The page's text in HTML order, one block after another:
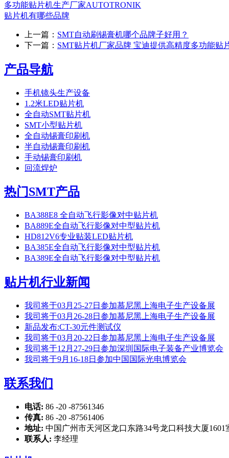
多功能贴片机生产厂家AUTOTRONIK
贴片机有哪些品牌
上一篇： SMT自动刷锡膏机哪个品牌子好用？
下一篇： SMT贴片机厂家品牌 宝迪提供高精度多功能贴
产品导航
手机镜头生产设备
1.2米LED贴片机
全自动SMT贴片机
SMT小型贴片机
全自动锡膏印刷机
半自动锡膏印刷机
手动锡膏印刷机
回流焊炉
热门SMT产品
BA388E8 全自动飞行影像对中贴片机
BA889E全自动飞行影像对中型贴片机
HD812V6专业贴装LED贴片机
BA385E全自动飞行影像对中型贴片机
BA389E全自动飞行影像对中型贴片机
贴片机行业新闻
我司将于03月25-27日参加慕尼黑上海电子生产设备展
我司将于03月26-28日参加慕尼黑上海电子生产设备展
新品发布:CT-30元件测试仪
我司将于03月20-22日参加慕尼黑上海电子生产设备展
我司将于12月27-29日参加深圳国际电子装备产业博览会
我司将于9月16-18日参加中国国际光电博览会
联系我们
电话: 86 -20 -87561346
传真: 86 -20 -87561406
地址: 中国广州市天河区龙口东路34号龙口科技大厦1601
联系人: 李经理